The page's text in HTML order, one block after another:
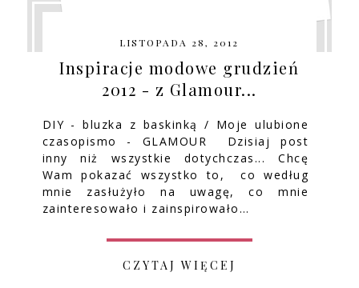
LISTOPADA 28, 2012
Inspiracje modowe grudzień
2012 - z Glamour...
DIY - bluzka z baskinką / Moje ulubione
czasopismo - GLAMOUR Dzisiaj post
inny niż wszystkie dotychczas... Chcę
Wam pokazać wszystko to, co według
mnie zasłużyło na uwagę, co mnie
zainteresowało i zainspirowało…
CZYTAJ WIĘCEJ